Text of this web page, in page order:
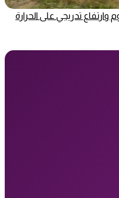
وارتفاع تدريجي على الحرارة